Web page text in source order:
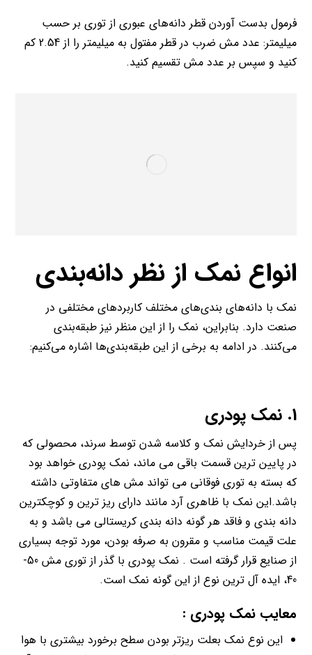
فرمول بدست آوردن قطر دانه‌های عبوری از توری بر حسب
میلیمتر: عدد مش ضرب در قطر مفتول به میلیمتر را از 2.54 کم
کنید و سپس بر عدد مش تقسیم کنید.
انواع نمک از نظر دانه‌بندی
نمک با دانه‌های بندی‌های مختلف کاربردهای مختلفی در
صنعت دارد. بنابراین، نمک را از این منظر نیز طبقه‌بندی
می‌کنند. در ادامه به برخی از این طبقه‌بندی‌ها اشاره می‌کنیم:
1. نمک پودری
پس از خردایش نمک و کلاسه شدن توسط سرند، محصولی که
در پایین ترین قسمت باقی می ماند، نمک پودری خواهد بود
که بسته به توری فوقانی می تواند مش های متفاوتی داشته
باشد.این نمک با ظاهری آرد مانند دارای ریز ترین و کوچکترین
دانه بندی و فاقد هر گونه دانه بندی کریستالی می باشد و به
علت قیمت مناسب و مقرون به صرفه بودن، مورد توجه بسیاری
از صنایع قرار گرفته است . نمک پودری با گذر از توری مش 50-
40، ایده آل ترین نوع از این گونه نمک است.
معایب نمک پودری :
این نوع نمک بعلت ریزتر بودن سطح برخورد بیشتری با هوا